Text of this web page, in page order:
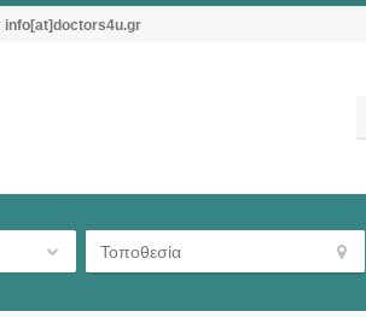
info[at]doctors4u.gr